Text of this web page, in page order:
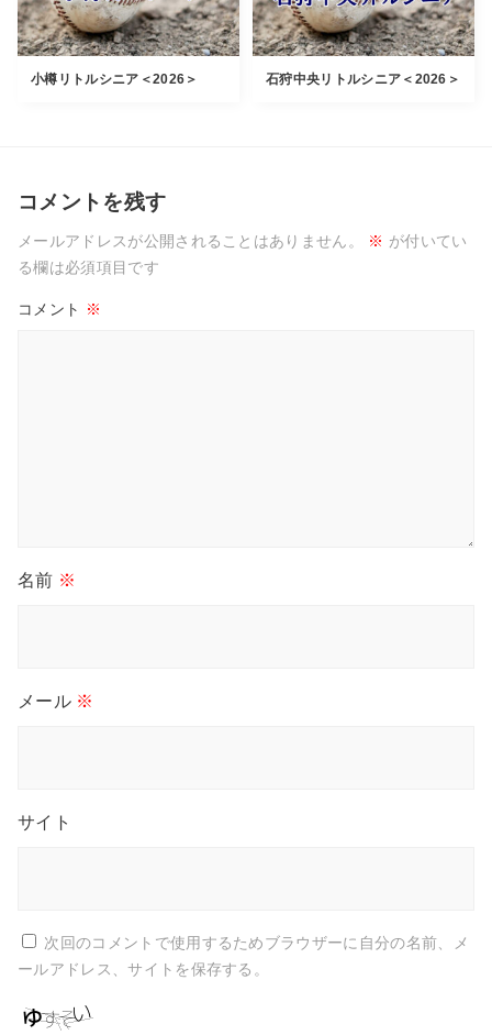
小樽リトルシニア＜2026＞ 石狩中央リトルシニア＜2026＞
コメントを残す
メールアドレスが公開されることはありません。 ※ が付いてい
る欄は必須項目です
コメント ※
名前 ※
メール ※
サイト
次回のコメントで使用するためブラウザーに自分の名前、メ
ールアドレス、サイトを保存する。